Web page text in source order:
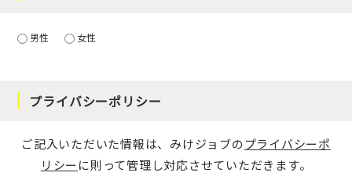
男性 女性
プライバシーポリシー
ご記入いただいた情報は、みけジョブのプライバシーポ
リシー に則って管理し対応させていただきます。